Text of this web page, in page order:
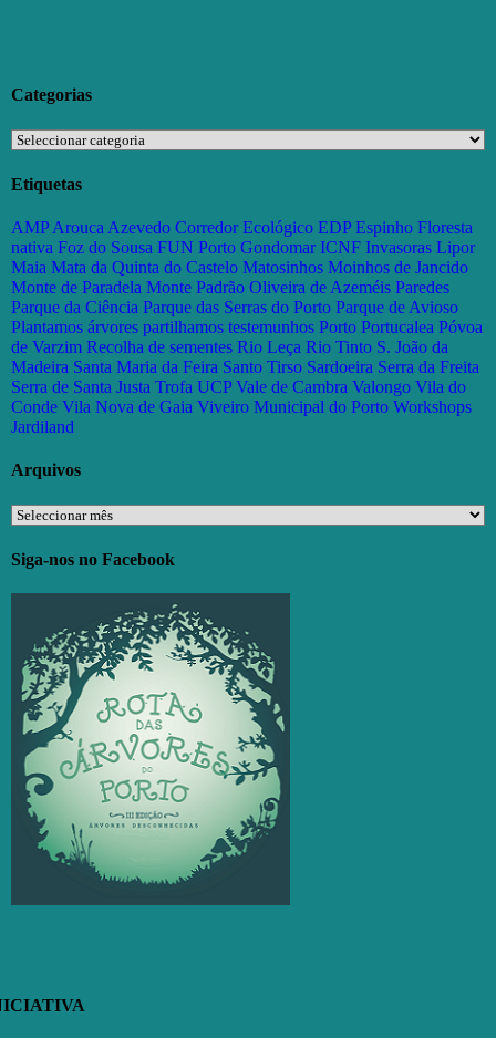
Categorias
Categorias
Etiquetas
AMP Arouca Azevedo Corredor Ecológico EDP Espinho Floresta
nativa Foz do Sousa FUN Porto Gondomar ICNF Invasoras Lipor
Maia Mata da Quinta do Castelo Matosinhos Moinhos de Jancido
Monte de Paradela Monte Padrão Oliveira de Azeméis Paredes
Parque da Ciência Parque das Serras do Porto Parque de Avioso
Plantamos árvores partilhamos testemunhos Porto Portucalea Póvoa
de Varzim Recolha de sementes Rio Leça Rio Tinto S. João da
Madeira Santa Maria da Feira Santo Tirso Sardoeira Serra da Freita
Serra de Santa Justa Trofa UCP Vale de Cambra Valongo Vila do
Conde Vila Nova de Gaia Viveiro Municipal do Porto Workshops
Jardiland
Arquivos
Arquivos
Siga-nos no Facebook